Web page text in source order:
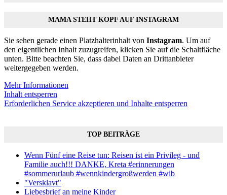
MAMA STEHT KOPF AUF INSTAGRAM
Sie sehen gerade einen Platzhalterinhalt von Instagram. Um auf
den eigentlichen Inhalt zuzugreifen, klicken Sie auf die Schaltfläche
unten. Bitte beachten Sie, dass dabei Daten an Drittanbieter
weitergegeben werden.
Mehr Informationen
Inhalt entsperren
Erforderlichen Service akzeptieren und Inhalte entsperren
TOP BEITRÄGE
Wenn Fünf eine Reise tun: Reisen ist ein Privileg - und
Familie auch!!! DANKE, Kreta #erinnerungen
#sommerurlaub #wennkindergroßwerden #wib
"Versklavt"
Liebesbrief an meine Kinder